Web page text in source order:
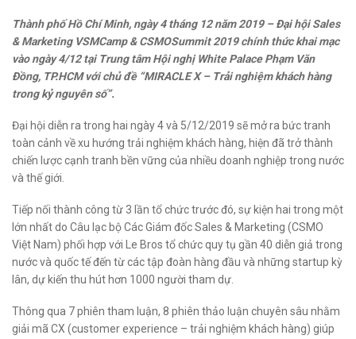
Thành phố Hồ Chí Minh, ngày 4 tháng 12 năm 2019 – Đại hội Sales
& Marketing VSMCamp & CSMOSummit 2019 chính thức khai mạc
vào ngày 4/12 tại Trung tâm Hội nghị White Palace Phạm Văn
Đồng, TP.HCM với chủ đề “MIRACLE X – Trải nghiệm khách hàng
trong kỷ nguyên số”.
Đại hội diễn ra trong hai ngày 4 và 5/12/2019 sẽ mở ra bức tranh
toàn cảnh về xu hướng trải nghiệm khách hàng, hiện đã trở thành
chiến lược cạnh tranh bền vững của nhiều doanh nghiệp trong nước
và thế giới.
Tiếp nối thành công từ 3 lần tổ chức trước đó, sự kiện hai trong một
lớn nhất do Câu lạc bộ Các Giám đốc Sales & Marketing (CSMO
Việt Nam) phối hợp với Le Bros tổ chức quy tụ gần 40 diễn giả trong
nước và quốc tế đến từ các tập đoàn hàng đầu và những startup kỳ
lân, dự kiến thu hút hơn 1000 người tham dự.
Thông qua 7 phiên tham luận, 8 phiên thảo luận chuyên sâu nhằm
giải mã CX (customer experience – trải nghiệm khách hàng) giúp